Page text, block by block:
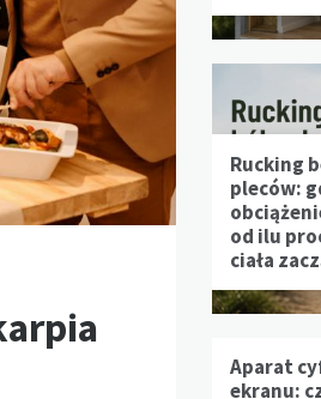
Rucking
pleców:
od ilu
ciała
Aparat
ekranu: